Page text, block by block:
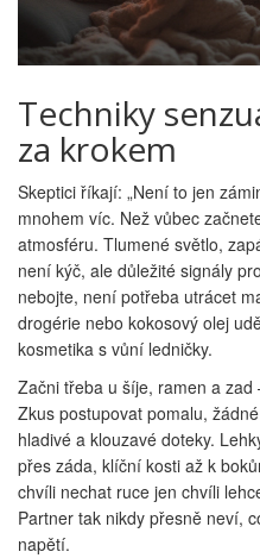
Techniky
za krokem
Skeptici říkají: „Není to jen
mnohem víc. Než vůbec
atmosféru. Tlumené světlo,
není kýč, ale důležité signály
nebojte, není potřeba utrácet
drogérie nebo kokosový olej
kosmetika s vůní ledničky.
Začni třeba u šíje, ramen a
Zkus postupovat pomalu,
hladivé a klouzavé doteky.
přes záda, klíční kosti až k
chvíli nechat ruce jen chvíli
Partner tak nikdy přesně neví,
napětí.